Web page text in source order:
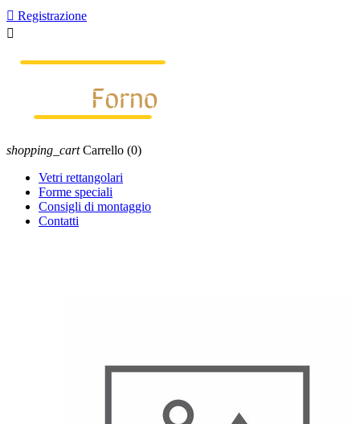
 Registrazione

shopping_cart Carrello (0)
Vetri rettangolari
Forme speciali
Consigli di montaggio
Contatti